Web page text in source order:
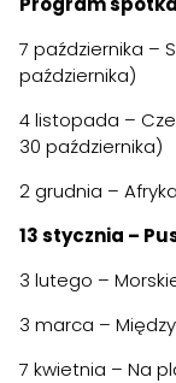
7 października –
października)
4 listopada –
30 października)
2 grudnia –
13 stycznia –
3 lutego –
3 marca –
7 kwietnia – Na